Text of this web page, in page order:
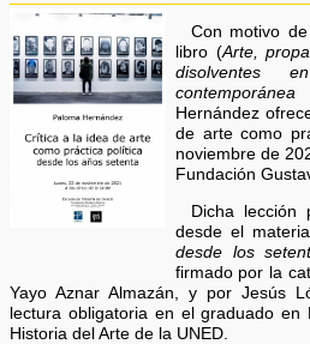
Con motivo
libro (Arte,
disolventes
Hernández
de arte como
noviembre de
Fundación
Dicha lección
desde el
desde los
firmado por la
Yayo Aznar Almazán, y por Jesús
lectura obligatoria en el graduado
Historia del Arte de la UNED.